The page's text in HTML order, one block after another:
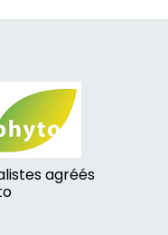
agréés